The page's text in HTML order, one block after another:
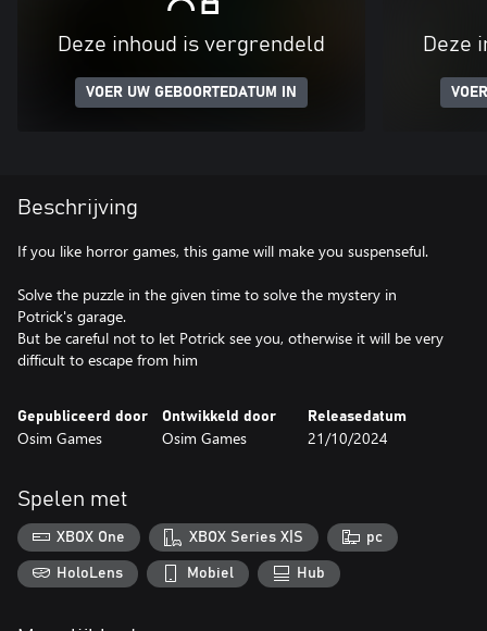
Deze inhoud is vergrendeld
VOER UW GEBOORTEDATUM IN
Deze
Beschrijving
If you like horror games, this game will make you suspenseful.
Solve the puzzle in the given time to solve the mystery in
Potrick's garage.
But be careful not to let Potrick see you, otherwise it will be very
difficult to escape from him
Gepubliceerd door
Osim Games
Ontwikkeld door
Osim Games
Releasedatum
21/10/2024
Spelen met
XBOX One XBOX Series X|S pc
HoloLens Mobiel Hub